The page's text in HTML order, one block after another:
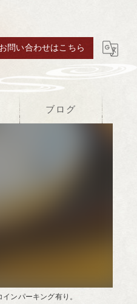
お問い合わせはこちら
ブログ
ンパーキング有り。